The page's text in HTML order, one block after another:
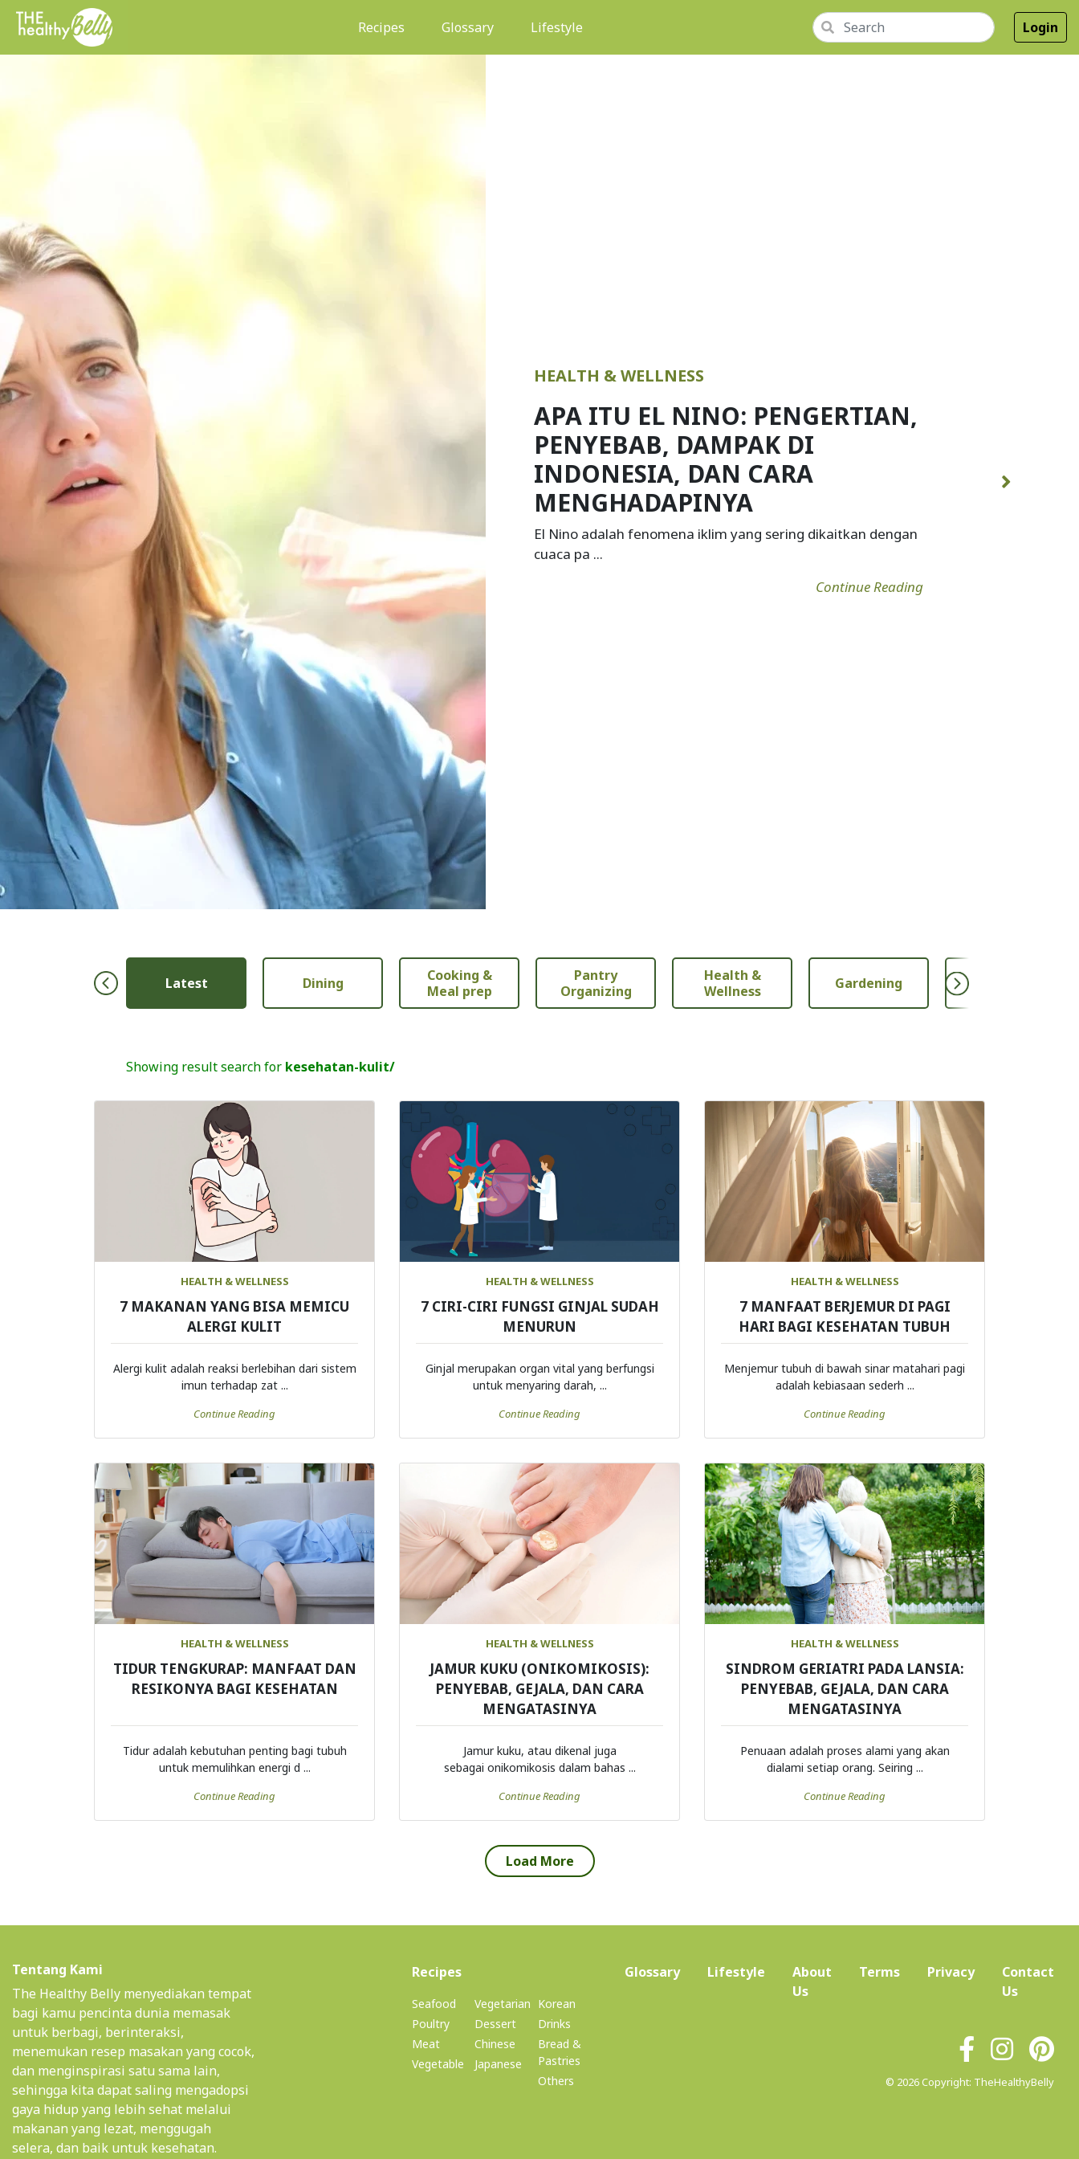
Recipes (current)Glossary Lifestyle Login
KOLESTEROL: PENYEBAB,
GEJALA, CARA MENURUNKAN
DAN PENCEGAHANNYA
Kolesterol adalah zat lemak yang secara alami ditemukan
dalam tubuh ...
Ibu & Anak Latest Dining
Cooking &
Meal prep
HEALTH & WELLNESS
7 MAKANAN YANG BISA MEMICU
ALERGI KULIT
Alergi kulit adalah reaksi berlebihan dari sistem
imun terhadap zat ...
Continue Reading
HEALTH & WELLNESS
7 CIRI-CIRI FUNGSI GINJAL SUDAH
MENURUN
Ginjal merupakan organ vital yang berfungsi
untuk menyaring darah, ...
Continue Reading
HEALTH & WELLNESS
7 MANFAAT BERJEMUR DI PAGI
HARI BAGI KESEHATAN TUBUH
Menjemur tubuh di bawah sinar matahari pagi
adalah kebiasaan sederh ...
Continue Reading
HEALTH & WELLNESS
TIDUR TENGKURAP: MANFAAT DAN
RESIKONYA BAGI KESEHATAN
Tidur adalah kebutuhan penting bagi tubuh
Continue Reading
HEALTH & WELLNESS
JAMUR KUKU (ONIKOMIKOSIS):
PENYEBAB, GEJALA, DAN CARA
MENGATASINYA
Continue Reading
HEALTH & WELLNESS
SINDROM GERIATRI PADA LANSIA:
PENYEBAB, GEJALA, DAN CARA
MENGATASINYA
Penuaan adalah proses alami yang akan
Continue Reading
Load More
Tentang Kami
The Healthy Belly menyediakan tempat
bagi kamu pencinta dunia memasak
untuk berbagi, berinteraksi,
menemukan resep masakan yang cocok,
dan menginspirasi satu sama lain,
sehingga kita dapat saling mengadopsi
gaya hidup yang lebih sehat melalui
makanan yang lezat, menggugah
selera, dan baik untuk kesehatan.
Recipes(current)
Seafood
Poultry
Meat
Vegetable
Vegetarian
Dessert
Chinese
Japanese
Korean
Drinks
Bread &
Pastries
Others
Glossary Lifestyle
About
Us(current)
Terms Privacy
Contact
Us
© 2026 Copyright: TheHealthyBelly